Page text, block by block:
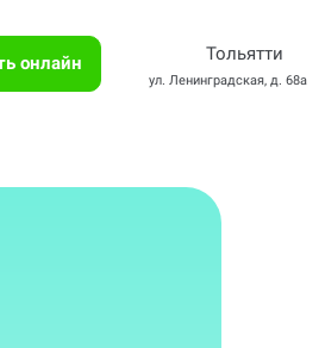
онлайн Тольятти
ул. Ленинградская, д. 68а